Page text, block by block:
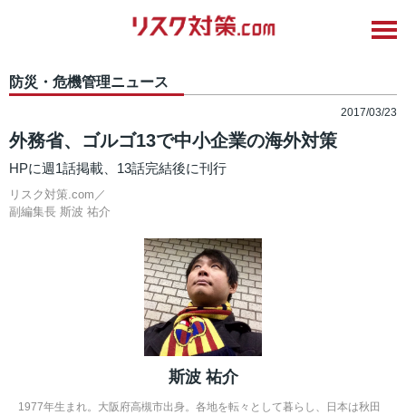
防災・危機管理ニュース
2017/03/23
外務省、ゴルゴ13で中小企業の海外対策
HPに週1話掲載、13話完結後に刊行
リスク対策.com／
副編集長 斯波 祐介
斯波 祐介
1977年生まれ。大阪府高槻市出身。各地を転々として暮らし、日本は秋田